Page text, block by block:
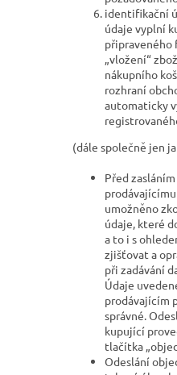
identifikační
údaje vyplní
připraveného
„vložení“
nákupního
rozhraní
automaticky
(dále společně jen
Před
umožněno
údaje, které
a to i s
zjišťovat a
při zadávání
Údaje
prodávajícím
správné.
kupující
tlačítka
Odeslání